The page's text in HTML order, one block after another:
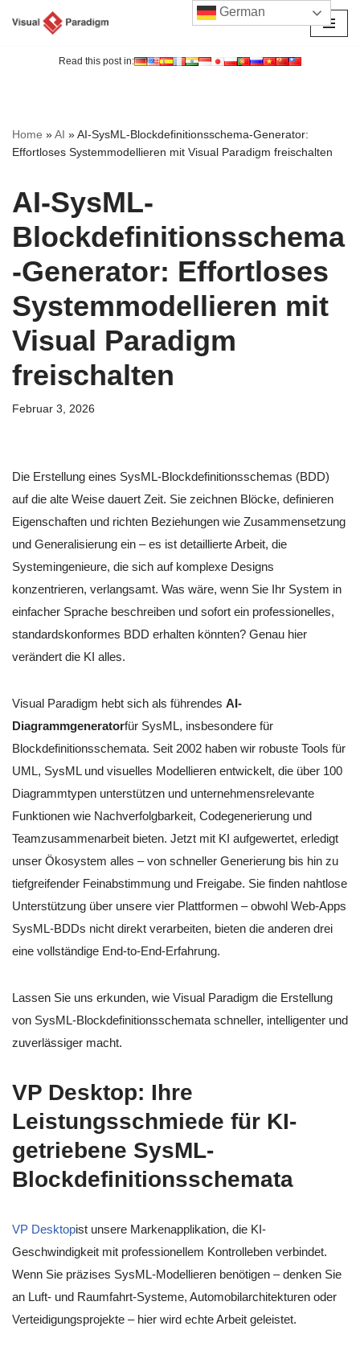
Read this post in:
Home »AI »AI-SysML-Blockdefinitionsschema-Generator:
Effortloses Systemmodellieren mit Visual Paradigm freischalten
AI-SysML-
Blockdefinitionsschema
-Generator: Effortloses
Systemmodellieren mit
Visual Paradigm
freischalten
Februar 3, 2026
Die Erstellung eines SysML-Blockdefinitionsschemas (BDD)
auf die alte Weise dauert Zeit. Sie zeichnen Blöcke, definieren
Eigenschaften und richten Beziehungen wie Zusammensetzung
und Generalisierung ein – es ist detaillierte Arbeit, die
Systemingenieure, die sich auf komplexe Designs
konzentrieren, verlangsamt. Was wäre, wenn Sie Ihr System in
einfacher Sprache beschreiben und sofort ein professionelles,
standardskonformes BDD erhalten könnten? Genau hier
verändert die KI alles.
Visual Paradigm hebt sich als führendes AI-
Diagrammgeneratorfür SysML, insbesondere für
Blockdefinitionsschemata. Seit 2002 haben wir robuste Tools für
UML, SysML und visuelles Modellieren entwickelt, die über 100
Diagrammtypen unterstützen und unternehmensrelevante
Funktionen wie Nachverfolgbarkeit, Codegenerierung und
Teamzusammenarbeit bieten. Jetzt mit KI aufgewertet, erledigt
unser Ökosystem alles – von schneller Generierung bis hin zu
tiefgreifender Feinabstimmung und Freigabe. Sie finden nahtlose
Unterstützung über unsere vier Plattformen – obwohl Web-Apps
SysML-BDDs nicht direkt verarbeiten, bieten die anderen drei
eine vollständige End-to-End-Erfahrung.
Lassen Sie uns erkunden, wie Visual Paradigm die Erstellung
von SysML-Blockdefinitionsschemata schneller, intelligenter und
zuverlässiger macht.
VP Desktop: Ihre
Leistungsschmiede für KI-
getriebene SysML-
Blockdefinitionsschemata
VP Desktopist unsere Markenapplikation, die KI-
Geschwindigkeit mit professionellem Kontrolleben verbindet.
Wenn Sie präzises SysML-Modellieren benötigen – denken Sie
an Luft- und Raumfahrt-Systeme, Automobilarchitekturen oder
Verteidigungsprojekte – hier wird echte Arbeit geleistet.
German